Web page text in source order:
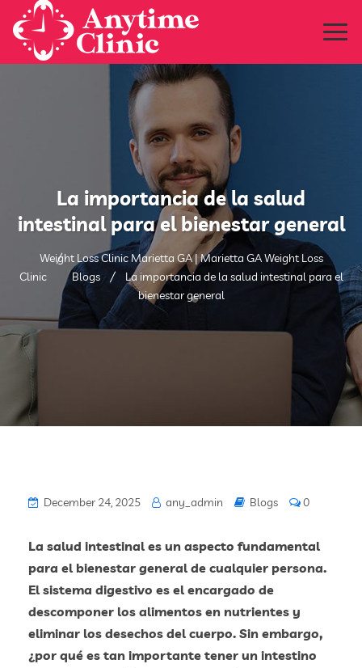
La importancia de la salud
intestinal para el bienestar general
Weight Loss Clinic Marietta GA | Marietta GA Weight Loss
Clinic
Blogs
La importancia de la salud intestinal para el
bienestar general
December 24, 2025 any_admin Blogs 0
La salud intestinal es un aspecto fundamental
para el bienestar general de cualquier persona.
El sistema digestivo es el encargado de
descomponer los alimentos en nutrientes y
eliminar los desechos del cuerpo. Sin embargo,
¿por qué es tan importante tener un intestino